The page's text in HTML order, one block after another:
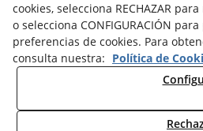
cookies, selecciona RECHAZAR
o selecciona CONFIGURACIÓN
preferencias de cookies. Para
consulta nuestra: Política de